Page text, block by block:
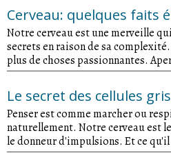
Cerveau: quelques faits
Notre cerveau est une merveille
secrets en raison de sa
plus de choses passionnantes.
Le secret des cellules
Penser est comme marcher ou
naturellement. Notre cerveau est
le donneur d'impulsions. Et ce